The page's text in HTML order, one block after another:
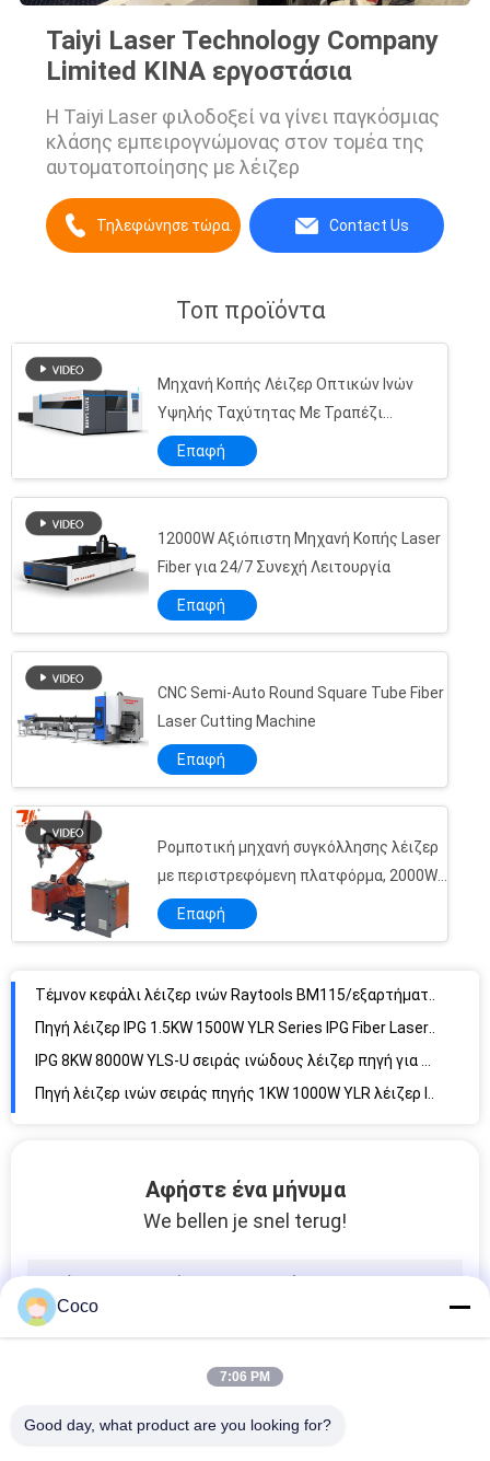
Taiyi Laser Technology Company
Limited ΚΙΝΑ εργοστάσια
Η Taiyi Laser φιλοδοξεί να γίνει παγκόσμιας
κλάσης εμπειρογνώμονας στον τομέα της
αυτοματοποίησης με λέιζερ
Τηλεφώνησε τώρα. Contact Us
Τοπ προϊόντα
Μηχανή Κοπής Λέιζερ Οπτικών Ινών
Υψηλής Ταχύτητας Με Τραπέζι
Ανταλλαγής Και Κλειστό Και
Επαφή
12000W Αξιόπιστη Μηχανή Κοπής Laser
Fiber για 24/7 Συνεχή Λειτουργία
Επαφή
CNC Semi-Auto Round Square Tube Fiber
Laser Cutting Machine
Επαφή
Ρομποτική μηχανή συγκόλλησης λέιζερ
με περιστρεφόμενη πλατφόρμα, 2000W
για σύνθετα τρισδιάστατα τεμάχια
Επαφή
Προσαρμοσμένο 4 άξονες 1500W αυτόματη μηχανή συγκόλλησης λέιζερ για τσαγιέρα spout
18650 εργοστάσιο μηχανών κοπής λέιζερ ακρίβειας για μπαταρίες λιθίου Li
1860 Μηχανή συγκόλλησης λέιζερ με μπαταρία Τετραγωνική μηχανή συγκόλλησης λέιζερ με μπαταρία με περιστρεφόμενο τραπέζι
Raycus 30Q/πηγή λέιζερ σφυγμού QB για την παλόμενη μηχανή λέιζερ ινών
Τέμνον κεφάλι λέιζερ ινών Raytools BM115/εξαρτήματα μηχανών λέιζερ
Πηγή λέιζερ IPG 1.5KW 1500W YLR Series IPG Fiber Laser Module για μηχανή CNC Laser Cutting
IPG 8KW 8000W YLS-U σειράς ινώδους λέιζερ πηγή για CNC μεταλλικής ινώδους λέιζερ κοπής μηχανή
Πηγή λέιζερ ινών σειράς πηγής 1KW 1000W YLR λέιζερ IPG για CNC την τέμνουσα μηχανή λέιζερ ινών μετάλλων
Αφήστε ένα μήνυμα
We bellen je snel terug!
Coco
7:06 PM
Good day, what product are you looking for?